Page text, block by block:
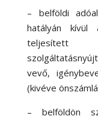
– belföldi
hatályán kívül
teljesített
vevő,
(kivéve
– belföldön